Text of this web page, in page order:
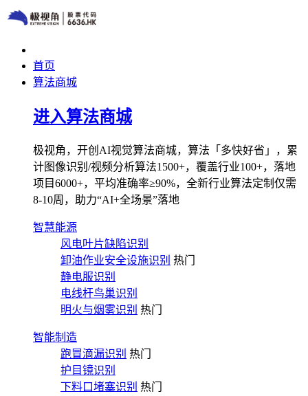
首页
算法商城
进入算法商城
极视角，开创AI视觉算法商城，算法「多快好省」，累
计图像识别/视频分析算法1500+，覆盖行业100+，落地
项目6000+，平均准确率≥90%，全新行业算法定制仅需
8-10周，助力“AI+全场景”落地
智慧能源
风电叶片缺陷识别
卸油作业安全设施识别 热门
静电服识别
电线杆鸟巢识别
明火与烟雾识别 热门
智能制造
跑冒滴漏识别 热门
护目镜识别
下料口堵塞识别 热门